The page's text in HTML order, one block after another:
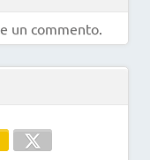
un commento.